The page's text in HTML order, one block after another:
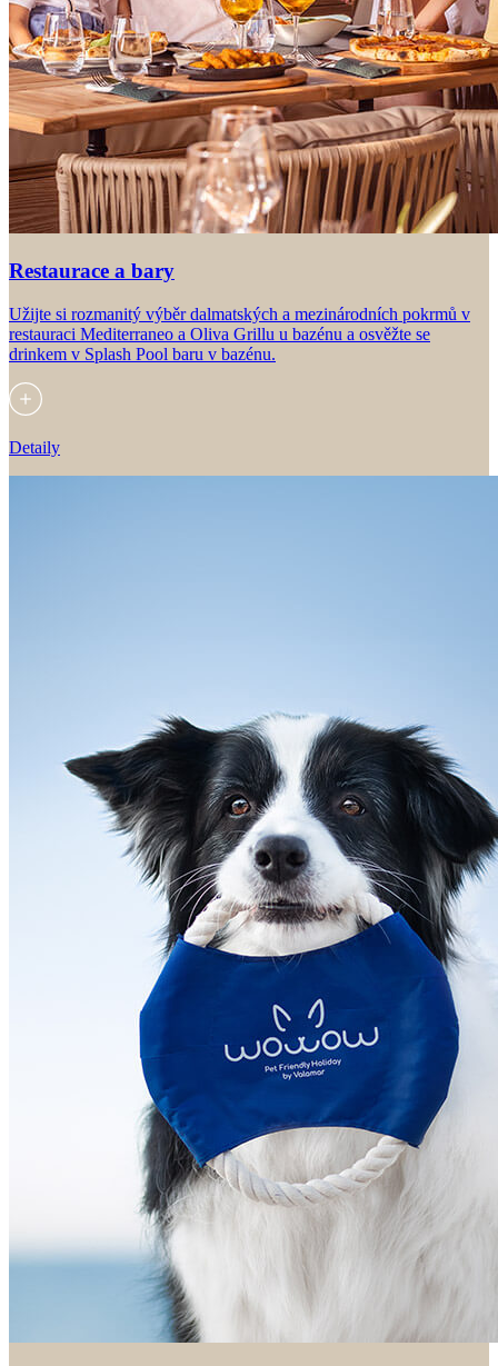
Restaurace a bary
Užijte si rozmanitý výběr dalmatských a mezinárodních pokrmů v
restauraci Mediterraneo a Oliva Grillu u bazénu a osvěžte se
drinkem v Splash Pool baru v bazénu.
Detaily